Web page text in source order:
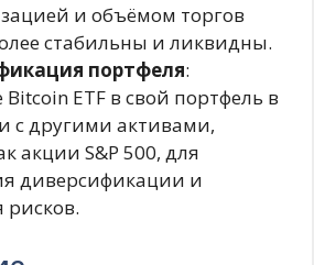
и объёмом торгов
стабильны и ликвидны.
портфеля:
ETF в свой портфель в
с другими активами,
акции S&P 500, для
диверсификации и